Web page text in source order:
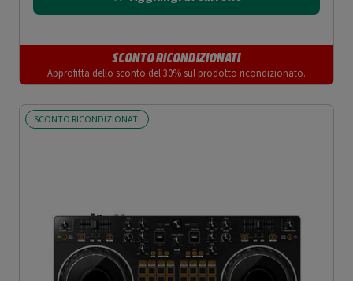
SCONTO RICONDIZIONATI
Approfitta dello sconto del 30% sul prodotto ricondizionato.
SCONTO RICONDIZIONATI